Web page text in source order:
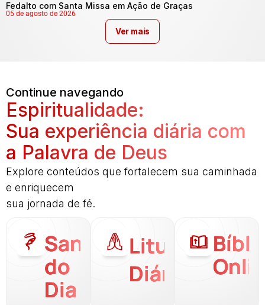
Fedalto com Santa Missa em Ação de Graças
05 de agosto de 2026
Ver mais
Continue navegando
Espiritualidade:
Sua experiência diária com
a Palavra de Deus
Explore conteúdos que fortalecem sua caminhada
e enriquecem
sua jornada de fé.
Santo
do
Dia
Liturgia
Diária